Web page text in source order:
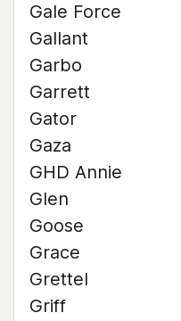
Gale Force
Gallant
Garbo
Garrett
Gator
Gaza
GHD Annie
Glen
Goose
Grace
Grettel
Griff